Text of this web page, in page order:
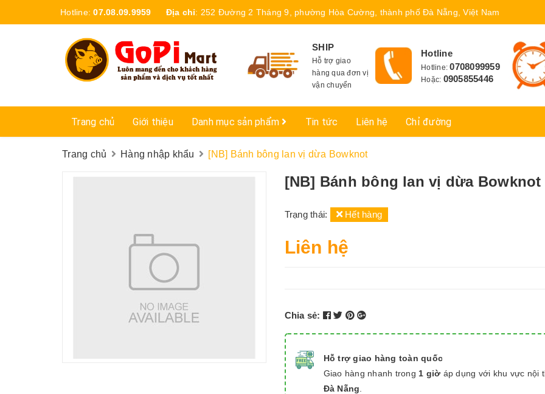
Hotline:07.08.09.9959 Địa chỉ: 252 Đường 2 Tháng 9, phường Hòa Cường, thành phố Đà Nẵng, Việt Nam
SHIP
Hỗ trợ giao
hàng qua đơn vị
vận chuyển
Hotline
Hotline:0708099959
Hoặc: 0905855446
Trang chủ Giới thiệu Danh mục sản phẩm Tin tức Liên hệ Chỉ đường
Trang chủ Hàng nhập khẩu [NB] Bánh bông lan vị dừa Bowknot
[NB] Bánh bông lan vị dừa Bowknot
Trạng thái: Hết hàng
Liên hệ
Chia sẻ:
Hỗ trợ giao hàng toàn quốc
Giao hàng nhanh trong 1 giờ áp dụng với khu vực nội
Đà Nẵng